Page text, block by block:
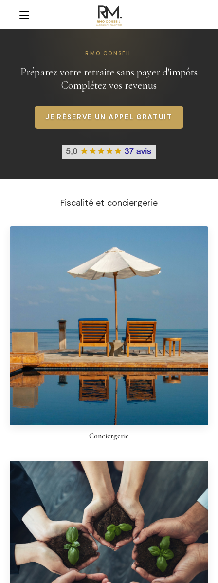
RMO CONSEIL
Préparez votre retraite sans payer d'impôts
Complétez vos revenus
JE RÉSERVE UN APPEL GRATUIT
Fiscalité et conciergerie
Conciergerie